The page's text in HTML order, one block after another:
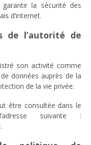
la sécurité des
d’internet.
de l’autorité de
son activité comme
données auprès de la
de la vie privée.
être consultée dans le
suivante :
.